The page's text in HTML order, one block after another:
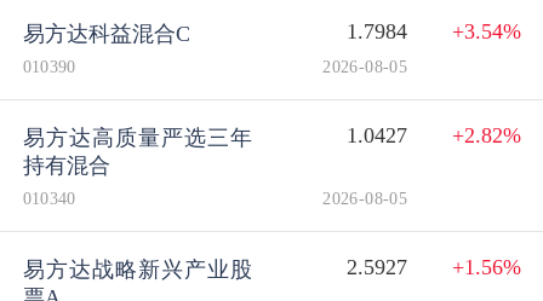
易方达科益混合C 1.7984 +3.54%
010390 2026-08-05
易方达高质量严选三年
持有混合
1.0427 +2.82%
010340 2026-08-05
易方达战略新兴产业股
2.5927 +1.56%